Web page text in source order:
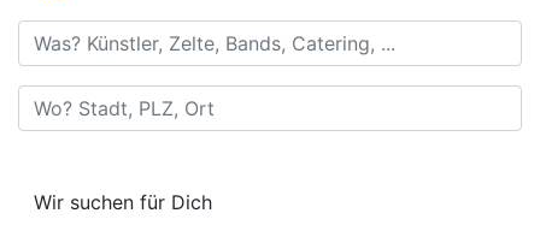
Was? Künstler, Zelte, Bands, Catering, ...
Wo? Stadt, PLZ, Ort
Wir suchen für Dich